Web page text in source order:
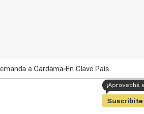
a Cardama En Clave País
Suscribite